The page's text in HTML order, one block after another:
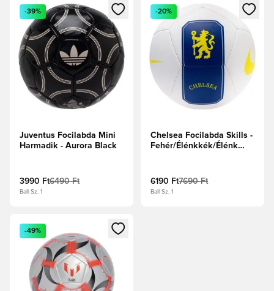
Megnyit egy modált a bejelentkezéshez vagy a tagként
-39%
Juventus Focilabda Mini
Harmadik - Aurora Black
3990 Ft6490 Ft
Ball Sz. 1
Megnyit egy modált a
-20%
Chelsea Focilabda Skills -
Fehér/Élénkkék/Élénk
6190 Ft7690 Ft
Ball Sz. 1
Megnyit egy modált a bejelentkezéshez vagy a tagként
-49%